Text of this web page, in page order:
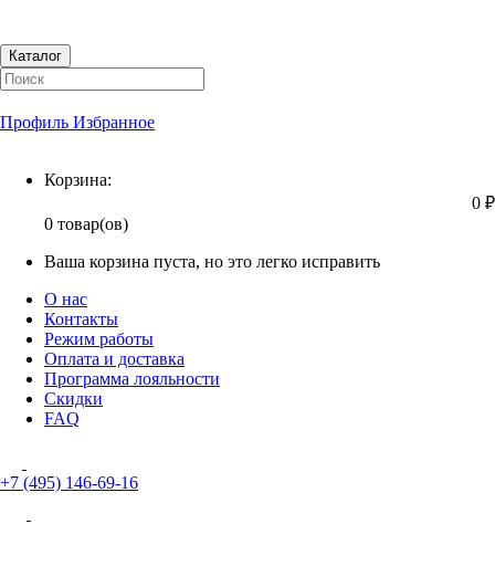
Каталог
Профиль Избранное
Корзина:
0 ₽
0 товар(ов)
Ваша корзина пуста, но это легко исправить
О нас
Контакты
Режим работы
Оплата и доставка
Программа лояльности
Скидки
FAQ
+7 (495) 146-69-16